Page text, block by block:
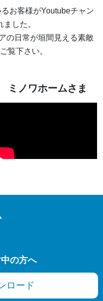
お客様がYoutubeチャン
した。
の日常が垣間見える素敵
覧下さい。
ミノワホームさま
の方へ
ロード